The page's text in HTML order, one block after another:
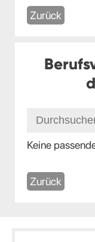
Zurück
Keine
Zurück